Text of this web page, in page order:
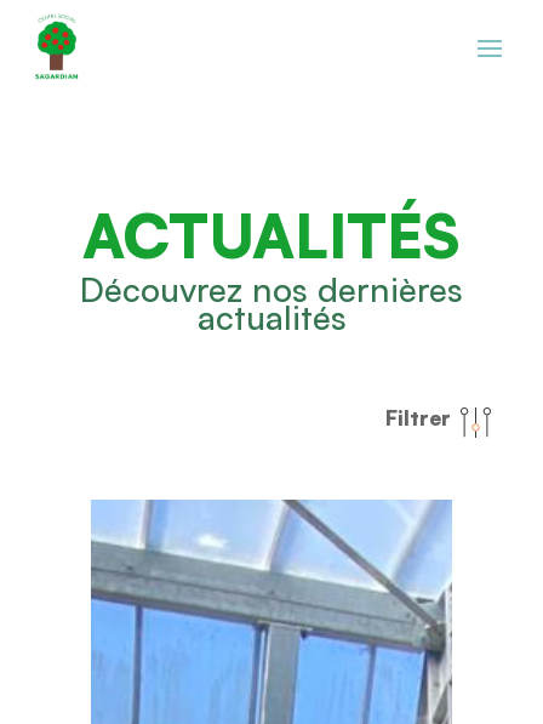
ACTUALITÉS
Découvrez nos dernières
actualités
Filtrer